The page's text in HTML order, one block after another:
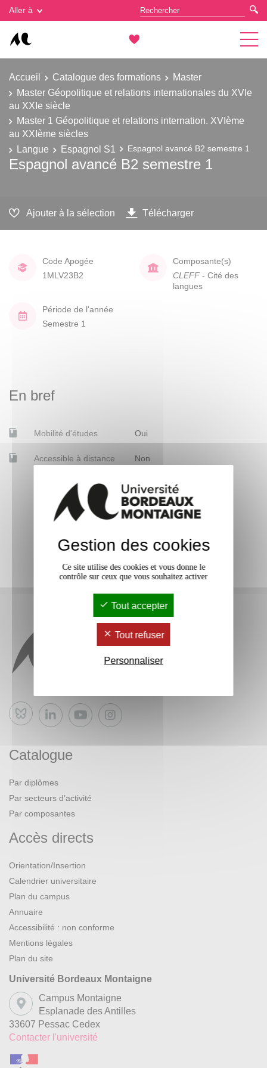
Aller à
Accueil Catalogue des formations
Master
Master Géopolitique et relations internationales du XVIe
au XXIe siècle
Master 1 Géopolitique et relations internation. XVIème
au XXIème siècles
Langue
Espagnol S1 Espagnol avancé B2 semestre 1
Espagnol avancé B2 semestre 1
Ajouter à la sélection Télécharger
Code Apogée
1MLV23B2
Composante(s)
CLEFF - Cité des
langues
Période de l'année
Semestre 1
En bref
Mobilité d'études Oui
Accessible à distance Non
Bluesky
Catalogue
Par diplômes
Par secteurs d’activité
Par composantes
Accès directs
Orientation/Insertion
Calendrier universitaire
Plan du campus
Annuaire
Accessibilité : non conforme
Mentions légales
Plan du site
Université Bordeaux Montaigne
Campus Montaigne
Esplanade des Antilles
33607 Pessac Cedex
Contacter l'université
Gestion des cookies
Gestion des cookies
Ce site utilise des cookies et vous donne le
contrôle sur ceux que vous souhaitez activer
Tout accepter
Tout refuser
Personnaliser